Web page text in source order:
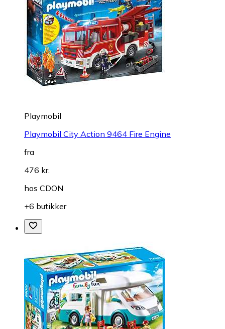
Playmobil
Playmobil City Action 9464 Fire Engine
fra
476 kr.
hos CDON
+6 butikker